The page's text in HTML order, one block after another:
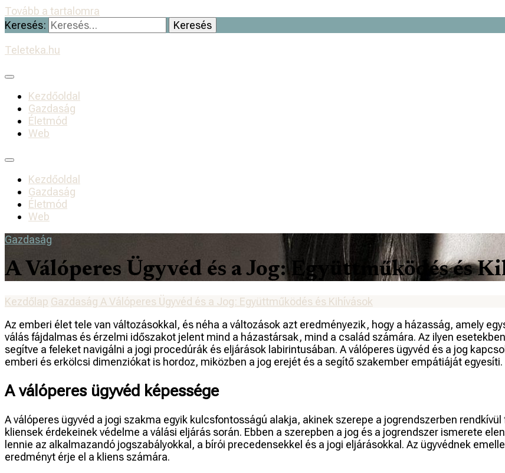
Tovább a tartalomra
Keresés:
Teleteka.hu
Kezdőoldal
Gazdaság
Életmód
Web
Kezdőoldal
Gazdaság
Életmód
Web
Gazdaság
A Válóperes Ügyvéd és a Jog: Együttműködés és
Kezdőlap Gazdaság A Válóperes Ügyvéd és a Jog: Együttműködés és Kihívások
Az emberi élet tele van változásokkal, és néha a változások azt eredményezik, hogy a házasság, amely
válás fájdalmas és érzelmi időszakot jelent mind a házastársak, mind a család számára. Az ilyen
segítve a feleket navigálni a jogi procedúrák és eljárások labirintusában. A válóperes ügyvéd és a jog
emberi és erkölcsi dimenziókat is hordoz, miközben a jog erejét és a segítő szakember empátiáját egyesíti.
A válóperes ügyvéd képessége
A válóperes ügyvéd a jogi szakma egyik kulcsfontosságú alakja, akinek szerepe a jogrendszerben
kliensek érdekeinek védelme a válási eljárás során. Ebben a szerepben a jog és a jogrendszer ismerete
lennie az alkalmazandó jogszabályokkal, a bírói precedensekkel és a jogi eljárásokkal. Az ügyvédnek
eredményt érje el a kliens számára.